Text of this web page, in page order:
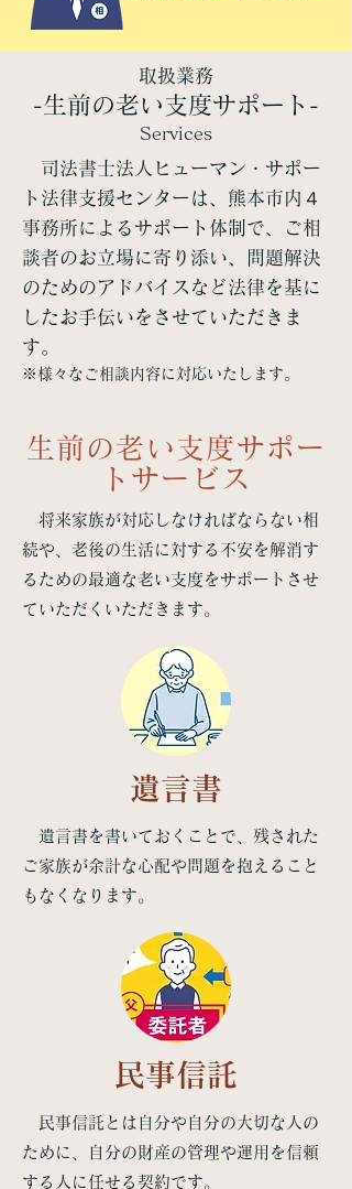
取扱業務
-生前の老い支度サポート-
Services
司法書士法人ヒューマン・サポー
ト法律支援センターは、熊本市内４
事務所によるサポート体制で、ご相
談者のお立場に寄り添い、問題解決
のためのアドバイスなど法律を基に
したお手伝いをさせていただきま
す。
​※様々なご相談内容に対応いたします。
生前の老い支度サポー
トサービス
将来家族が対応しなければならない相
続や、老後の生活に対する不安を解消す
るための最適な老い支度をサポートさせ
ていただくいただきます。
遺言書
遺言書を書いておくことで、残された
ご家族が余計な心配や問題を抱えること
もなくなります。
民事信託
民事信託とは自分や自分の大切な人の
ために、自分の財産の管理や運用を信頼
する人に任せる契約です。